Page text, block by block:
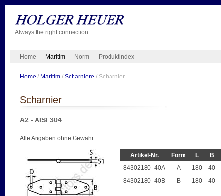
Always the right connection
Home Maritim Norm Produktindex
Home / Maritim/ Scharniere / Scharnier
Scharnier
A2 - AISI 304
Alle Angaben ohne Gewähr
Artikel-Nr. Form L
B
84302180_40A
A 180
40
84302180_40B
B 180 40